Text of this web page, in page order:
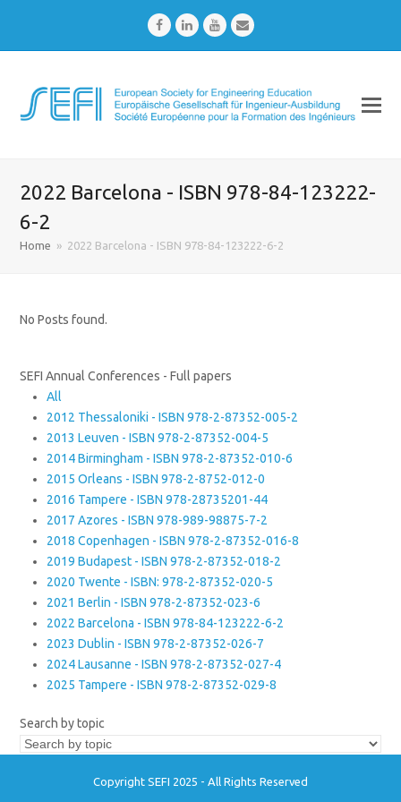
FacebookLinkedInYoutubeEmail
2022 Barcelona - ISBN 978-84-123222-
6-2
Home » 2022 Barcelona - ISBN 978-84-123222-6-2
No Posts found.
SEFI Annual Conferences - Full papers
All
2012 Thessaloniki - ISBN 978-2-87352-005-2
2013 Leuven - ISBN 978-2-87352-004-5
2014 Birmingham - ISBN 978-2-87352-010-6
2015 Orleans - ISBN 978-2-8752-012-0
2016 Tampere - ISBN 978-28735201-44
2017 Azores - ISBN 978-989-98875-7-2
2018 Copenhagen - ISBN 978-2-87352-016-8
2019 Budapest - ISBN 978-2-87352-018-2
2020 Twente - ISBN: 978-2-87352-020-5
2021 Berlin - ISBN 978-2-87352-023-6
2022 Barcelona - ISBN 978-84-123222-6-2
2023 Dublin - ISBN 978-2-87352-026-7
2024 Lausanne - ISBN 978-2-87352-027-4
2025 Tampere - ISBN 978-2-87352-029-8
Search by topic
Copyright SEFI 2025 - All Rights Reserved